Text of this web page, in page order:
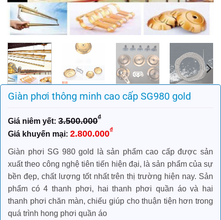
Giàn phơi thông minh cao cấp SG980 gold
3.500.000₫
Giá
gốc
là:
3.500.000₫.
2.800.000₫Giá
tại
là:
2.800.000₫.
Giàn phơi SG 980 gold là sản phẩm cao cấp được sản
xuất theo công nghệ tiên tiến hiện đại, là sản phẩm của sự
bền đẹp, chất lượng tốt nhất trên thị trường hiện nay. Sản
phẩm có 4 thanh phơi, hai thanh phơi quần áo và hai
thanh phơi chăn màn, chiếu giúp cho thuận tiện hơn trong
quá trình hong phơi quần áo